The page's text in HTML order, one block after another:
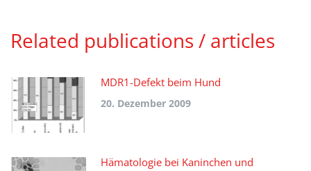
Related publications / articles
MDR1-Defekt beim Hund
20. Dezember 2009
Hämatologie bei Kaninchen und